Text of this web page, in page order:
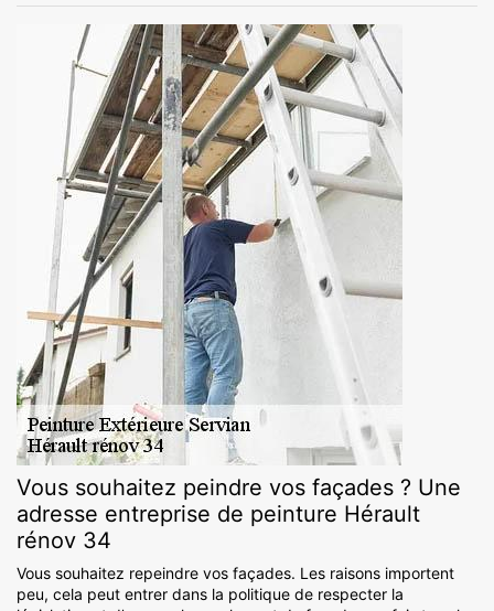
Vous souhaitez peindre vos façades ? Une
adresse entreprise de peinture Hérault
rénov 34
Vous souhaitez repeindre vos façades. Les raisons importent
peu, cela peut entrer dans la politique de respecter la